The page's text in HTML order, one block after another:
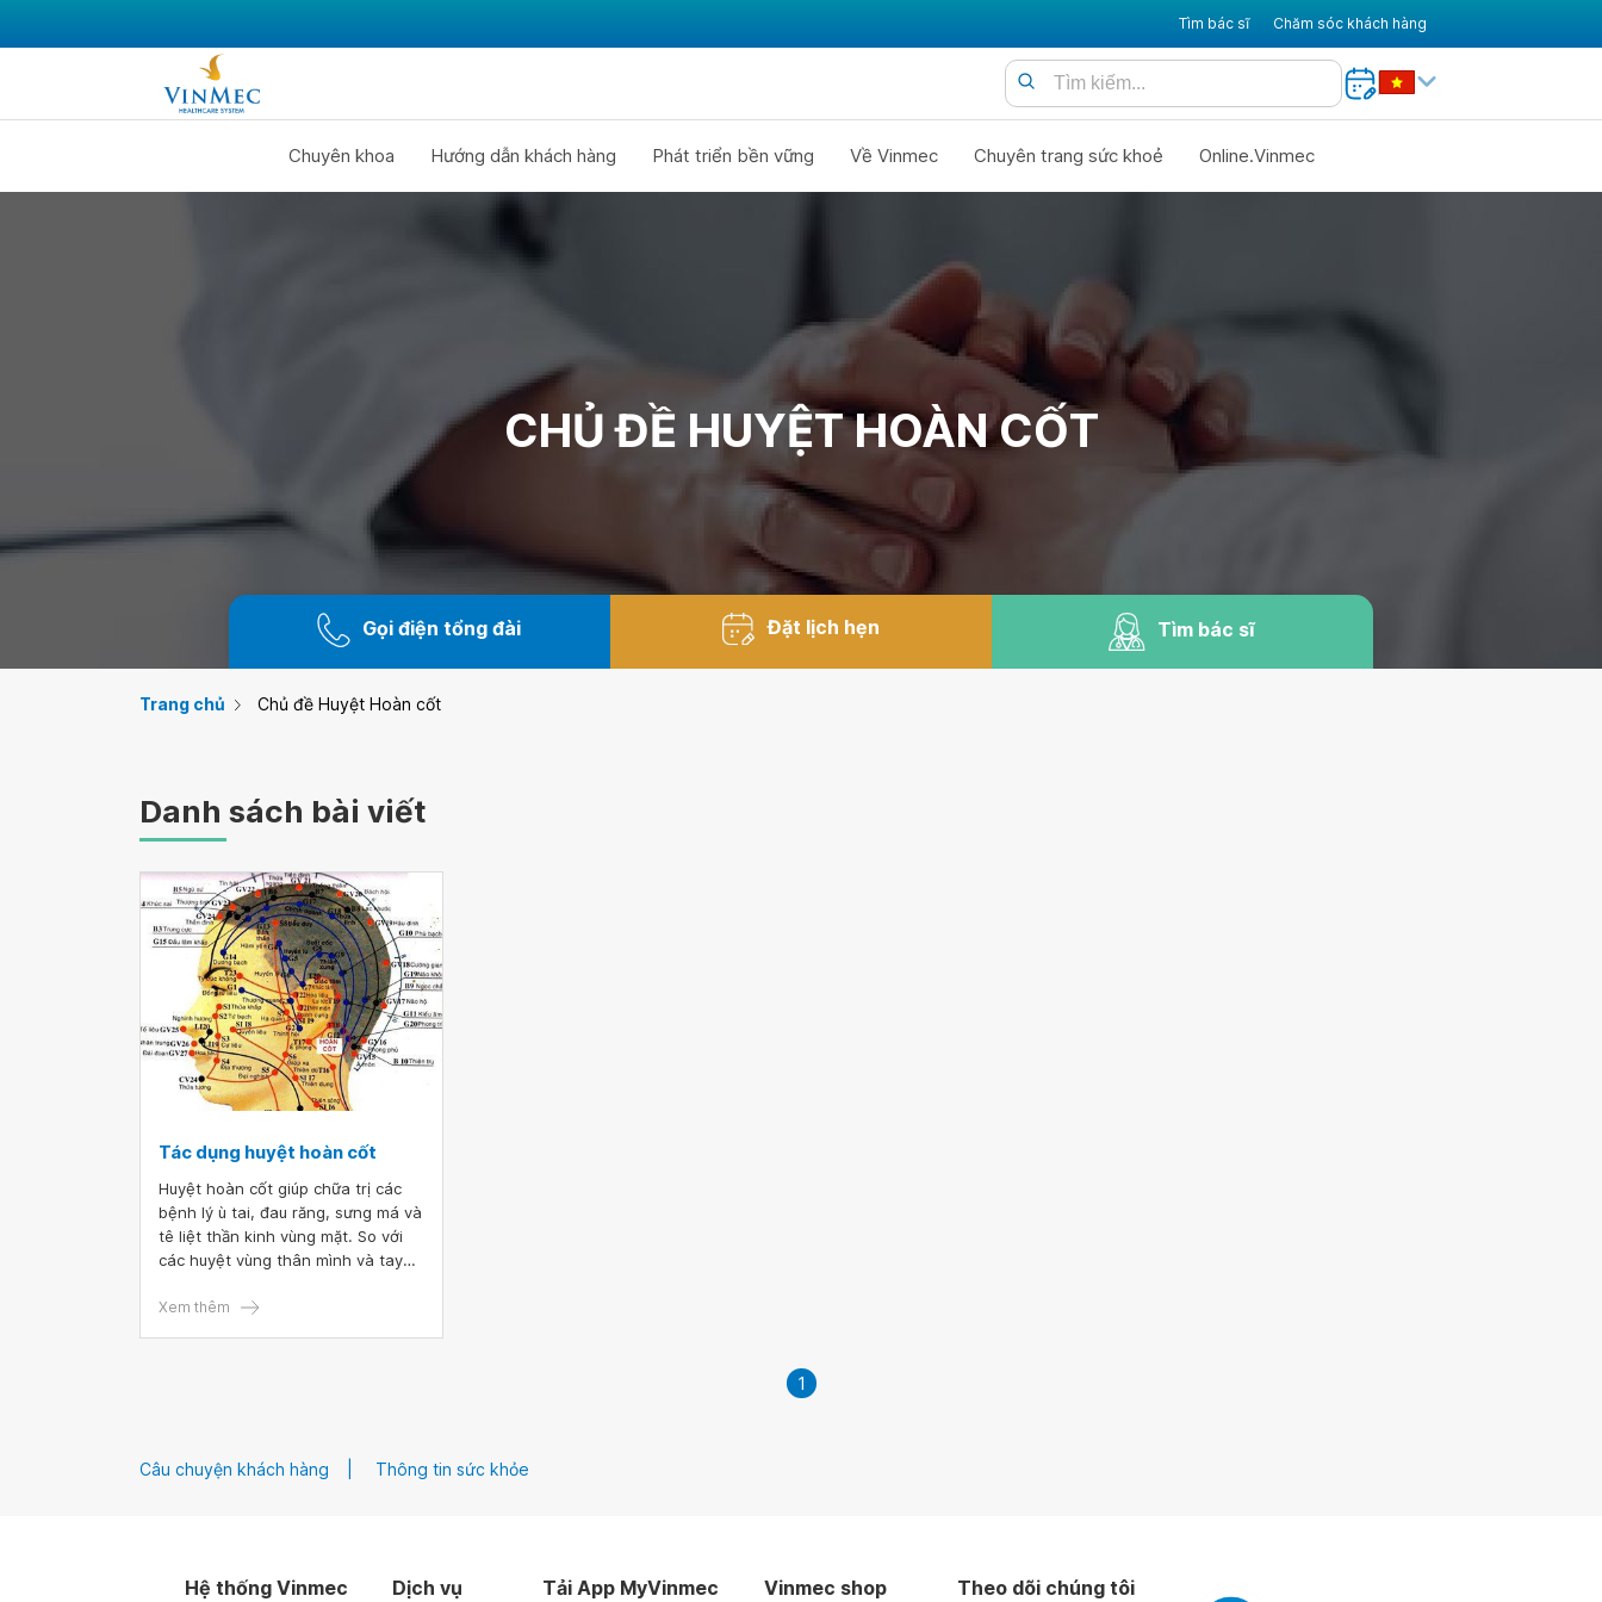
Tìm bác sĩ Chăm sóc khách hàng
Chuyên khoa Hướng dẫn khách hàng Phát triển bền vững Về Vinmec Chuyên trang sức khoẻ Online.Vinmec
CHỦ ĐỀ HUYỆT HOÀN CỐT
Gọi điện tổng đài Đặt lịch hẹn Tìm bác sĩ
Trang chủ Chủ đề Huyệt Hoàn cốt
Danh sách bài viết
Tác dụng huyệt hoàn cốt
Huyệt hoàn cốt giúp chữa trị các
bệnh lý ù tai, đau răng, sưng má và
tê liệt thần kinh vùng mặt. So với
các huyệt vùng thân mình và tay
như hoàn cốt khó xác định hơn, vì
Xem thêm
1
Câu chuyện khách hàng Thông tin sức khỏe
Hệ thống Vinmec Dịch vụ Tải App MyVinmec Vinmec shop Theo dõi chúng tôi